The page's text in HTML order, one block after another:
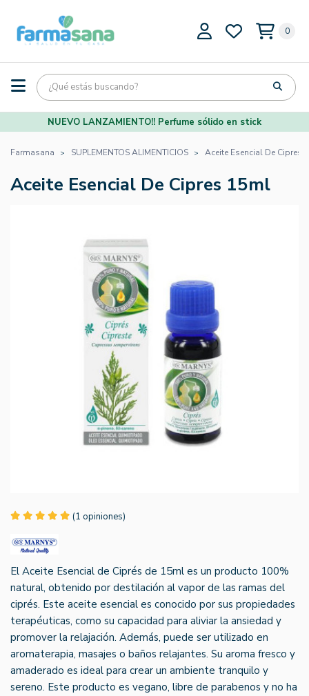
0
NUEVO LANZAMIENTO!! Perfume sólido en stick
Farmasana SUPLEMENTOS ALIMENTICIOS Aceite Esencial De Cipres
Aceite Esencial De Cipres 15ml
(1 opiniones)
El Aceite Esencial de Ciprés de 15ml es un producto 100%
natural, obtenido por destilación al vapor de las ramas del
ciprés. Este aceite esencial es conocido por sus propiedades
terapéuticas, como su capacidad para aliviar la ansiedad y
promover la relajación. Además, puede ser utilizado en
aromaterapia, masajes o baños relajantes. Su aroma fresco y
amaderado es ideal para crear un ambiente tranquilo y
sereno. Este producto es vegano, libre de parabenos y no ha